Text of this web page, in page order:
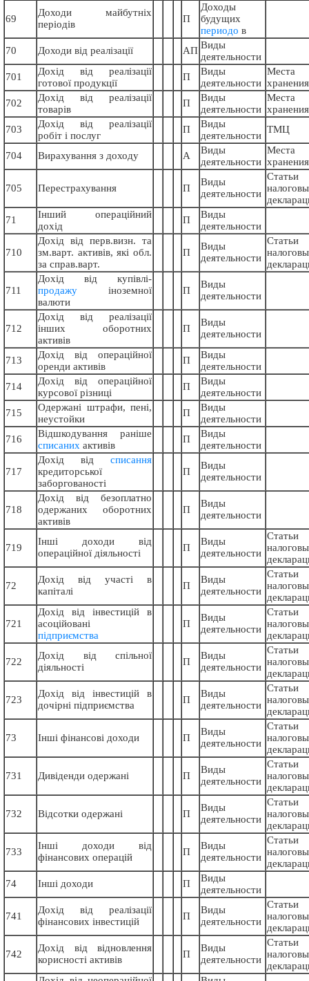
69
Доходи майбутніх
періодів
П
Доходы
будущих
периодо в
70
Доходи від реалізації АП Виды
деятельности
701
Дохід від реалізації
готової продукції
П
Виды
деятельности
Места
хранения
702
Дохід від реалізації
товарів
П
Виды
деятельности
Места
хранения
703
Дохід від реалізації
робіт і послуг
П
Виды
деятельности
ТМЦ
704 Вирахування з доходу А
Виды
деятельности
Места
хранения
705 Перестрахування П
Виды
деятельности
Статьи
71
Інший операційний
дохід
П
Виды
деятельности
710
Дохід від перв.визн. та
зм.варт. активів, які обл.
за справ.варт.
П
Виды
деятельности
Статьи
711
Дохід від купівлі-
продажу іноземної
валюти
П
Виды
деятельности
712
Дохід від реалізації
інших оборотних
активів
П
Виды
деятельности
713
Дохід від операційної
оренди активів
П
Виды
деятельности
714
Дохід від операційної
курсової різниці
П
Виды
деятельности
715
Одержані штрафи, пені,
неустойки
П
Виды
деятельности
716
Відшкодування раніше
списаних активів
П
Виды
деятельности
717
Дохід від списання
кредиторської
заборгованості
П
Виды
деятельности
718
Дохiд вiд безоплатно
одержаних оборотних
активiв
П
Виды
деятельности
719
Інші доходи від
операційної діяльності
П
Виды
деятельности
Статьи
72
Дохід від участі в
капіталі
П
Виды
деятельности
Статьи
721
Дохід від інвестицій в
асоційовані
підприємства
П
Виды
деятельности
Статьи
722
Дохід від спільної
діяльності
П
Виды
деятельности
Статьи
723
Дохід від інвестицій в
дочірні підприємства
П
Виды
деятельности
Статьи
73 Інші фінансові доходи П
Виды
деятельности
Статьи
731 Дивіденди одержані П
Виды
деятельности
Статьи
732 Відсотки одержані П
Виды
деятельности
Статьи
733
Інші доходи від
фінансових операцій
П
Виды
деятельности
Статьи
74
Інші доходи П
Виды
деятельности
741
Дохід від реалізації
фінансових інвестицій
П
Виды
деятельности
Статьи
742
Дохід від відновлення
корисності активів
П
Виды
деятельности
Статьи